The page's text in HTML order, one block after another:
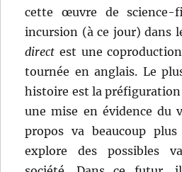
cette œuvre de science-
incursion (à ce jour) dans
direct est une
tournée en anglais. Le
histoire est la
une mise en évidence du
propos va beaucoup
explore des possibles